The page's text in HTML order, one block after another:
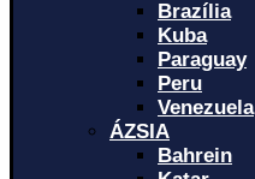
Brazília
Kuba
Paraguay
Peru
Venezuela
ÁZSIA
Bahrein